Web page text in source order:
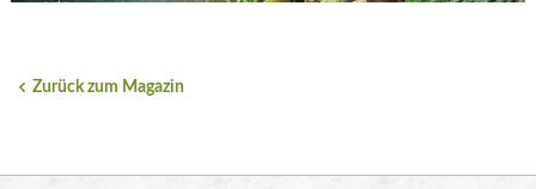
Zurück zum Magazin